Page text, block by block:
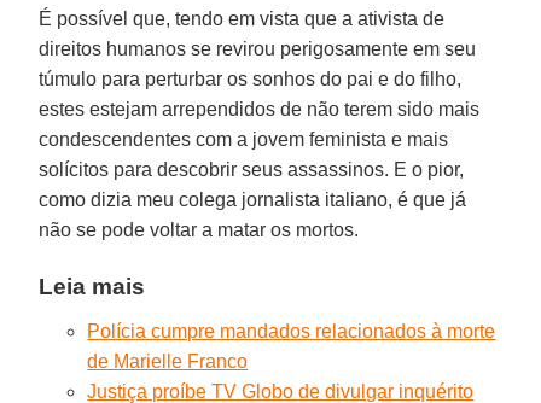
É possível que, tendo em vista que a ativista de
direitos humanos se revirou perigosamente em seu
túmulo para perturbar os sonhos do pai e do filho,
estes estejam arrependidos de não terem sido mais
condescendentes com a jovem feminista e mais
solícitos para descobrir seus assassinos. E o pior,
como dizia meu colega jornalista italiano, é que já
não se pode voltar a matar os mortos.
Leia mais
Polícia cumpre mandados relacionados à morte
de Marielle Franco
Justiça proíbe TV Globo de divulgar inquérito